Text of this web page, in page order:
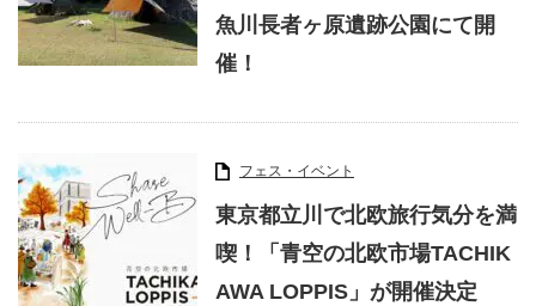
魚川長者ヶ原遺跡公園にて開
催！
フェス・イベント
東京都立川で北欧旅行気分を満
喫！「青空の北欧市場TACHIK
AWA LOPPIS」が開催決定